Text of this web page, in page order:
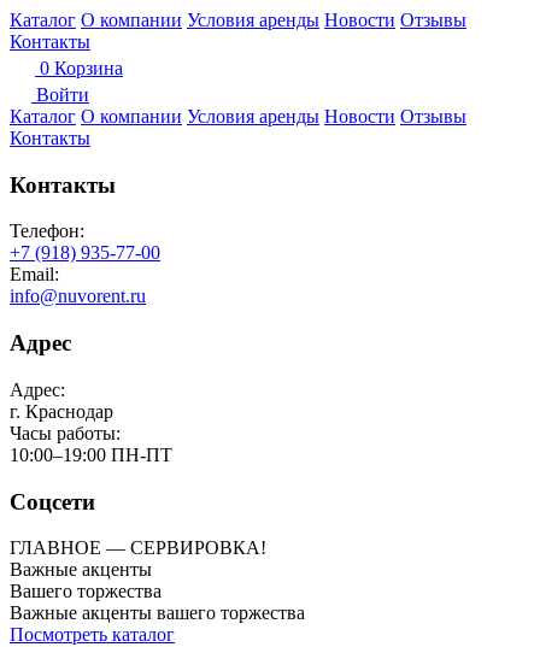
Каталог О компании Условия аренды Новости Отзывы
Контакты
0 Корзина
Войти
Каталог О компании Условия аренды Новости Отзывы
Контакты
Контакты
Телефон:
+7 (918) 935-77-00
Email:
info@nuvorent.ru
Адрес
Адрес:
г. Краснодар
Часы работы:
10:00–19:00 ПН-ПТ
Соцсети
ГЛАВНОЕ — СЕРВИРОВКА!
Важные акценты
Вашего торжества
Важные акценты вашего торжества
Посмотреть каталог